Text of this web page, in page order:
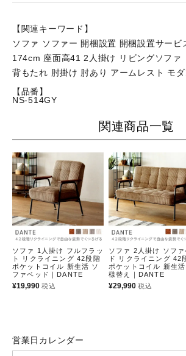
【関連キーワード】
ソファ ソファー 開梱設置 開梱設置サー
174cm 座面高41 2人掛け リビングソファ
背もたれ 肘掛け 肘あり アームレスト モダ
【品番】
NS-514GY
関連商品一覧
ソファ 1人掛け フルフラッ
ト リクライニング 42段階
ポケットコイル 新生活 ソ
ファベッド｜DANTE
¥19,990 税込
ソファ 2人掛け ソファ
ド リクライニング 42
ポケットコイル 新生
様替え｜DANTE
¥29,990 税込
営業日カレンダー